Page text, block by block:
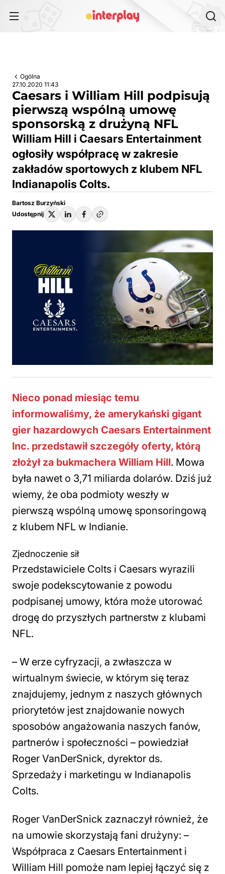
Ogólna
27.10.2020 11:43
Caesars i William Hill podpisują
pierwszą wspólną umowę
sponsorską z drużyną NFL
William Hill i Caesars Entertainment
ogłosiły współpracę w zakresie
zakładów sportowych z klubem NFL
Indianapolis Colts.
Bartosz Burzyński
Udostępnij
Nieco ponad miesiąc temu
informowaliśmy, że amerykański gigant
gier hazardowych Caesars Entertainment
Inc. przedstawił szczegóły oferty, którą
złożył za bukmachera William Hill. Mowa
była nawet o 3,71 miliarda dolarów. Dziś już
wiemy, że oba podmioty weszły w
pierwszą wspólną umowę sponsoringową
z klubem NFL w Indianie.
Zjednoczenie sił
Przedstawiciele Colts i Caesars wyrazili
swoje podekscytowanie z powodu
podpisanej umowy, która może utorować
drogę do przyszłych partnerstw z klubami
NFL.
– W erze cyfryzacji, a zwłaszcza w
wirtualnym świecie, w którym się teraz
znajdujemy, jednym z naszych głównych
priorytetów jest znajdowanie nowych
sposobów angażowania naszych fanów,
partnerów i społeczności – powiedział
Roger VanDerSnick, dyrektor ds.
Sprzedaży i marketingu w Indianapolis
Colts.
Roger VanDerSnick zaznaczył również, że
na umowie skorzystają fani drużyny: –
Współpraca z Caesars Entertainment i
William Hill pomoże nam lepiej łączyć się z